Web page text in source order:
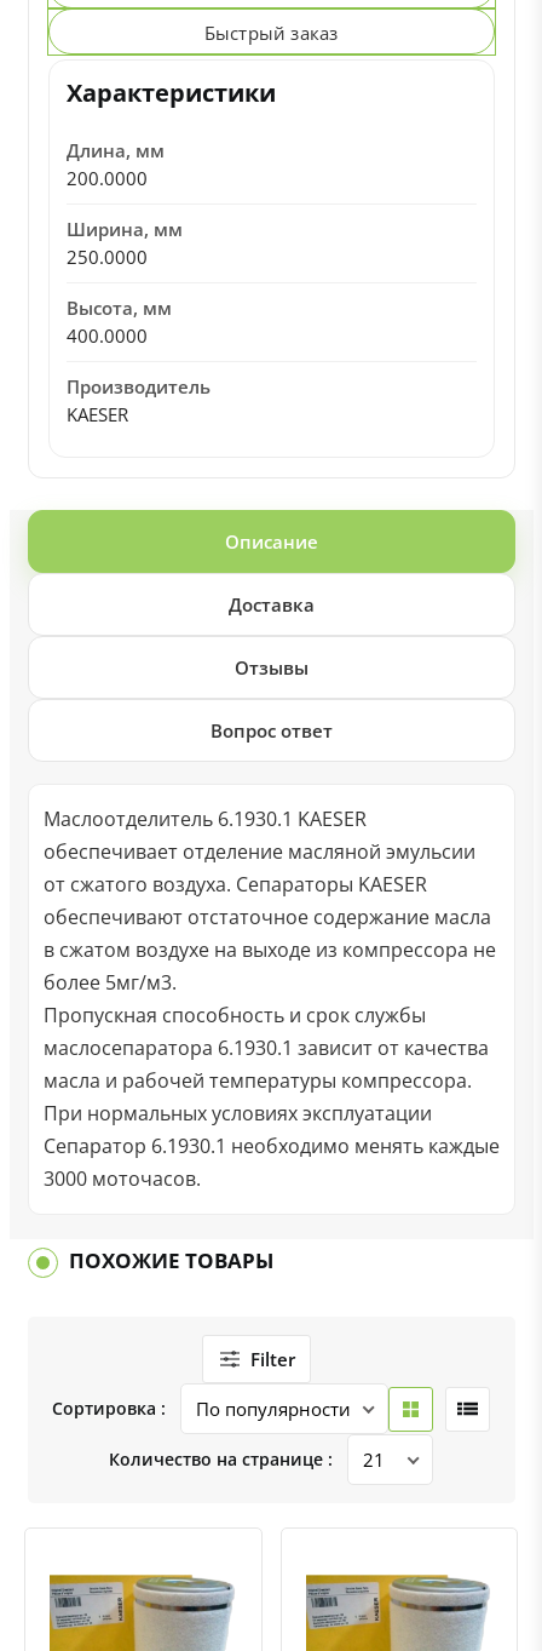
Быстрый заказ
Характеристики
Длина, мм
200.0000
Ширина, мм
250.0000
Высота, мм
400.0000
Производитель
KAESER
Описание
Доставка
Отзывы
Вопрос ответ
Маслоотделитель 6.1930.1 KAESER
обеспечивает отделение масляной эмульсии
от сжатого воздуха. Сепараторы KAESER
обеспечивают отстаточное содержание масла
в сжатом воздухе на выходе из компрессора не
более 5мг/м3.
Пропускная способность и срок службы
маслосепаратора 6.1930.1 зависит от качества
масла и рабочей температуры компрессора.
При нормальных условиях эксплуатации
Сепаратор 6.1930.1 необходимо менять каждые
3000 моточасов.
ПОХОЖИЕ ТОВАРЫ
Filter
Сортировка :
Количество на странице :